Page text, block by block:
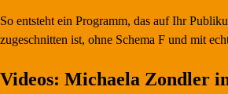
So entsteht ein Programm, das auf Ihr
zugeschnitten ist, ohne Schema F und mit
Videos: Michaela Zondler